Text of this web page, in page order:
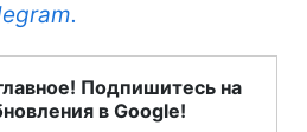
Подпишитесь на
в Google!